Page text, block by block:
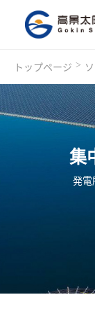
トップページ >
集
発電